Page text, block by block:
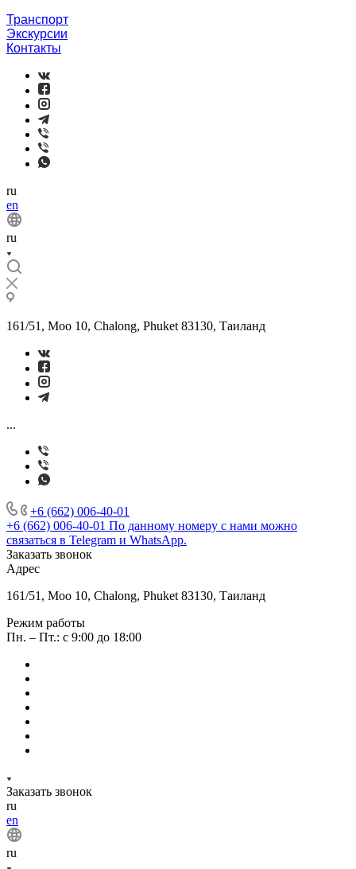
Транспорт
Экскурсии
Контакты
ru
en
ru
161/51, Moo 10, Chalong, Phuket 83130, Таиланд
...
+6 (662) 006-40-01
+6 (662) 006-40-01 По данному номеру с нами можно
связаться в Telegram и WhatsApp.
Заказать звонок
Адрес
161/51, Moo 10, Chalong, Phuket 83130, Таиланд
Режим работы
Пн. – Пт.: с 9:00 до 18:00
Заказать звонок
ru
en
ru